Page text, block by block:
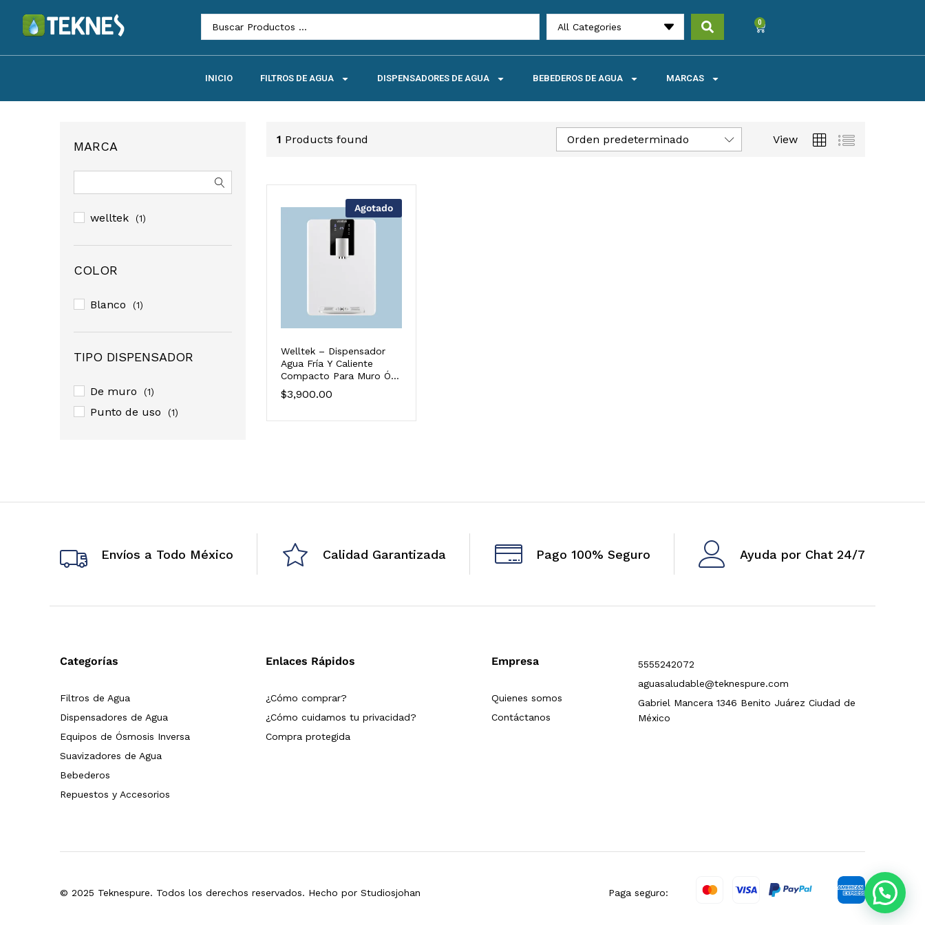
All Categories 0
INICIO FILTROS DE AGUA DISPENSADORES DE AGUA BEBEDEROS DE AGUA MARCAS
1 Products found View
Orden predeterminado
Agotado
Welltek – Dispensador
Agua Fría Y Caliente
Compacto Para Muro Ó
Pared
$3,900.00
$3,900.00
MARCA
welltek (1)
COLOR
Blanco (1)
TIPO DISPENSADOR
De muro (1)
Punto de uso (1)
Envíos a Todo México Calidad Garantizada Pago 100% Seguro Ayuda por Chat 24/7
Categorías
Filtros de Agua
Dispensadores de Agua
Equipos de Ósmosis Inversa
Suavizadores de Agua
Bebederos
Repuestos y Accesorios
Enlaces Rápidos
¿Cómo comprar?
¿Cómo cuidamos tu privacidad?
Compra protegida
Empresa
Quienes somos
Contáctanos
5555242072
aguasaludable@teknespure.com
Gabriel Mancera 1346 Benito Juárez Ciudad de
México
© 2025 Teknespure. Todos los derechos reservados. Hecho por Studiosjohan Paga seguro: